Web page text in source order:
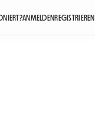
ANMELDENREGISTRIEREN